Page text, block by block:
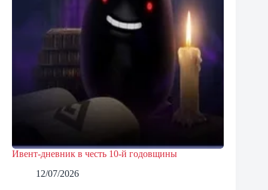
Ивент-дневник в честь 10-й годовщины
12/07/2026